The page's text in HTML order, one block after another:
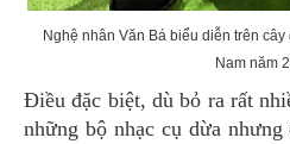
Nghệ nhân Văn Bá biểu diễn trên
Nam năm
Điều đặc biệt, dù bỏ ra rất
những bộ nhạc cụ dừa